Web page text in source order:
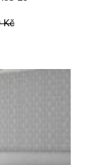
Kč